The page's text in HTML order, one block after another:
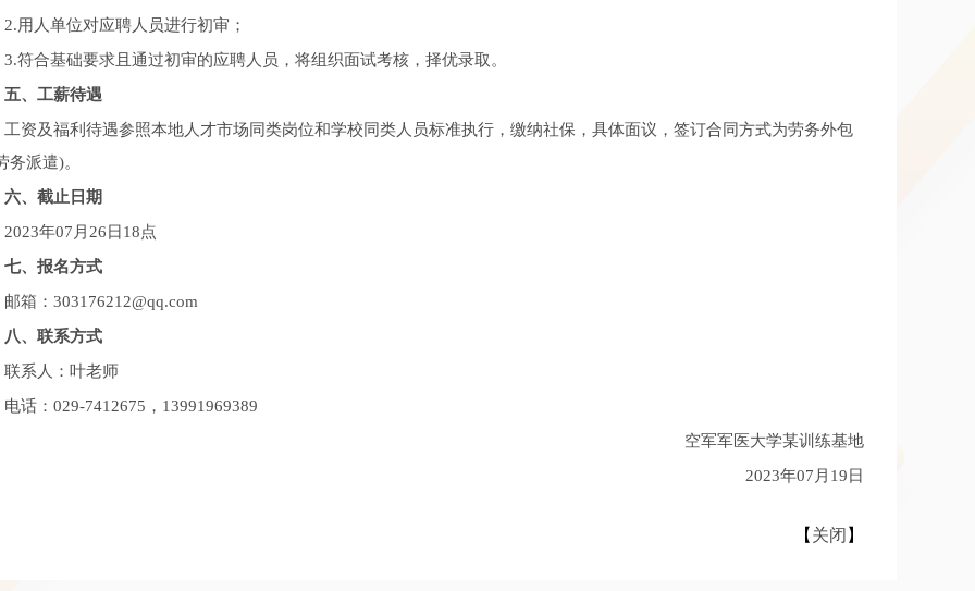
2.用人单位对应聘人员进行初审；
3.符合基础要求且通过初审的应聘人员，将组织面试考核，择优录取。
五、工薪待遇
工资及福利待遇参照本地人才市场同类岗位和学校同类人员标准执行，缴纳社保，具体面议，签订合同方式为劳务外包
务派遣)。
六、截止日期
2023年07月26日18点
七、报名方式
邮箱：303176212@qq.com
八、联系方式
联系人：叶老师
电话：029-7412675，13991969389
空军军医大学某训练基地
2023年07月19日
【 关闭 】